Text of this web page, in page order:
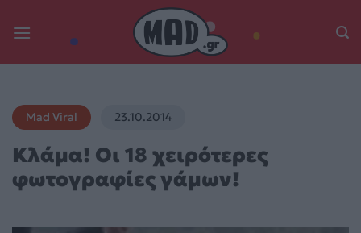
Mad Viral 23.10.2014
Κλάμα! Οι 18 χειρότερες
φωτογραφίες γάμων!